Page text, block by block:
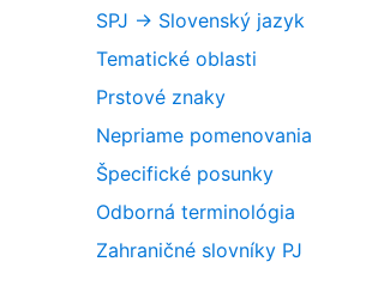
SPJ -> Slovenský jazyk
Tematické oblasti
Prstové znaky
Nepriame pomenovania
Špecifické posunky
Odborná terminológia
Zahraničné slovníky PJ